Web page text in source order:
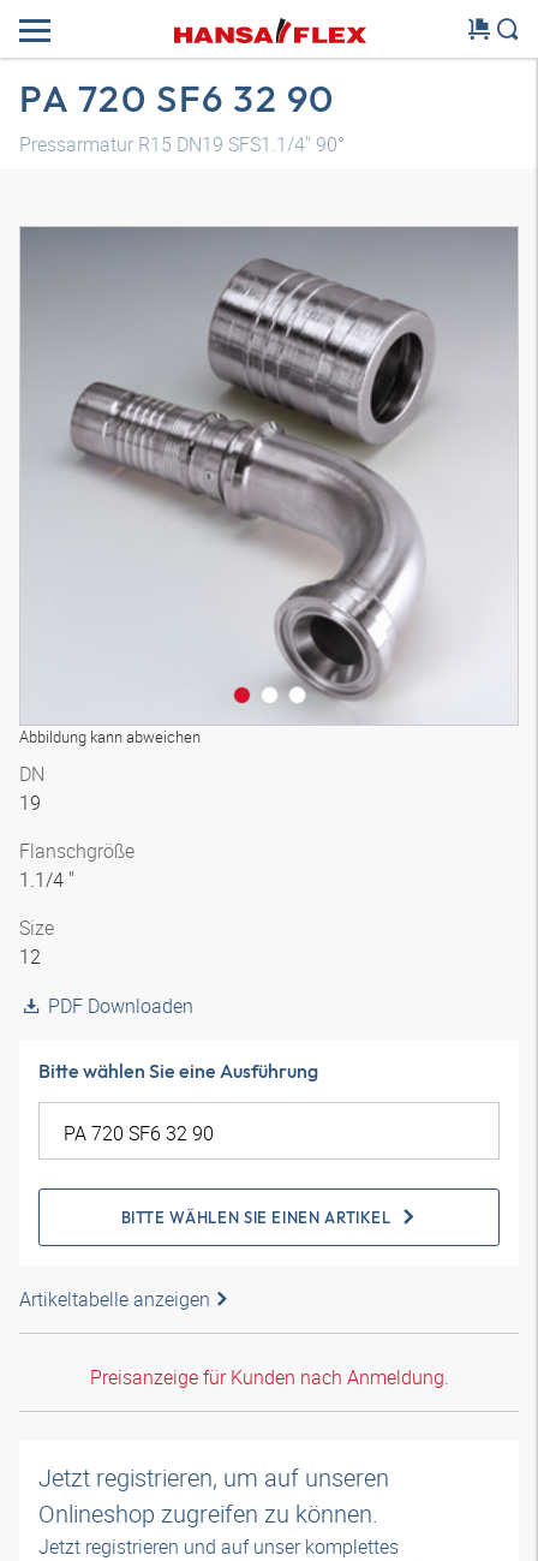
PA 720 SF6 32 90
Pressarmatur R15 DN19 SFS1.1/4" 90°
Abbildung kann abweichen
3D Modell
DN
19
Flanschgröße
1.1/4 "
Size
12
PDF Downloaden
Bitte wählen Sie eine Ausführung
BITTE WÄHLEN SIE EINEN ARTIKEL
Artikeltabelle anzeigen
Preisanzeige für Kunden nach Anmeldung.
Jetzt registrieren, um auf unseren
Onlineshop zugreifen zu können.
Jetzt registrieren und auf unser komplettes